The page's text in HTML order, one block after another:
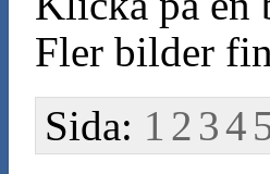
Fler bilder
Sida: 1 2 34